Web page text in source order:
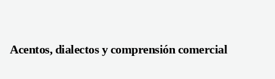
Acentos, dialectos y comprensión comercial